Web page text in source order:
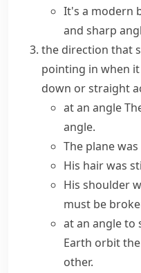
It's a modern
and sharp
the direction that
pointing in when
down or straight
at an angle
angle.
The plane
His hair was
His shoulder
must be
at an angle to
Earth orbit
other.